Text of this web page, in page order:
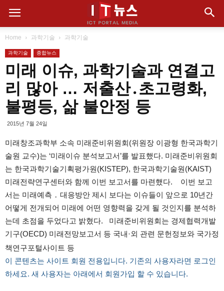
Home 과학기술 과학기술
과학기술 종합뉴스
미래 이슈, 과학기술과 연결고
리 많아 … 저출산․초고령화,
불평등, 삶 불안정 등
2015년 7월 24일
미래창조과학부 소속 미래준비위원회(위원장 이광형 한국과학기
술원 교수)는 ‘미래이슈 분석보고서’를 발표했다. 미래준비위원회
는 한국과학기술기획평가원(KISTEP), 한국과학기술원(KAIST)
미래전략연구센터와 함께 이번 보고서를 마련했다. 이번 보고
서는 미래예측 ․ 대응방안 제시 보다는 이슈들이 앞으로 10년간
어떻게 전개되어 미래에 어떤 영향력을 갖게 될 것인지를 분석하
는데 초점을 두었다고 밝혔다. 미래준비위원회는 경제협력개발
기구(OECD) 미래전망보고서 등 국내·외 관련 문헌정보와 국가정
책연구포털사이트 등
이 콘텐츠는 사이트 회원 전용입니다. 기존의 사용자라면 로그인
하세요. 새 사용자는 아래에서 회원가입 할 수 있습니다.